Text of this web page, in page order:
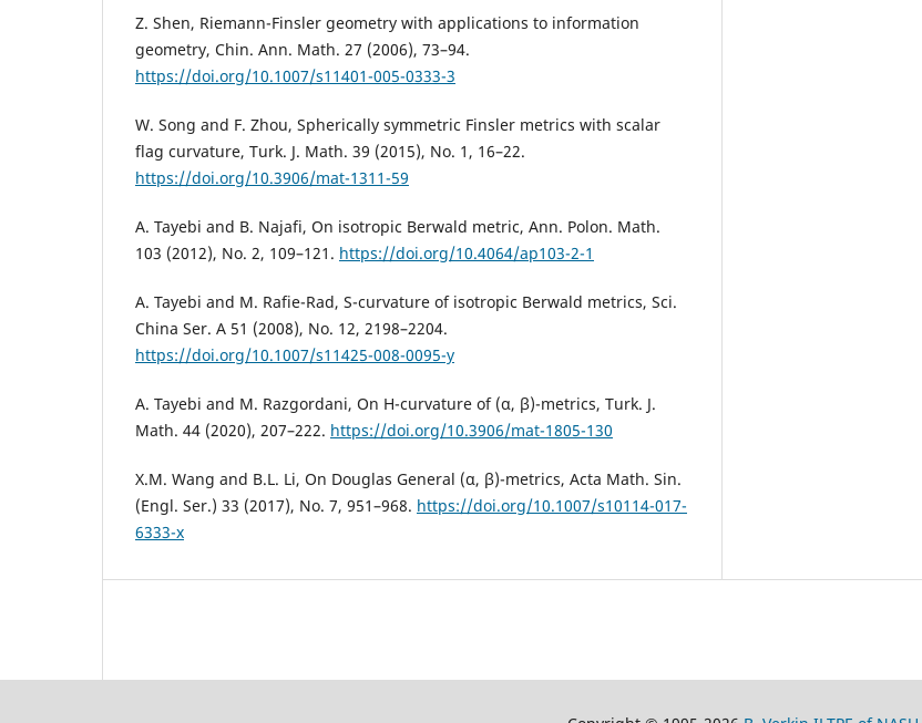
Z. Shen, Riemann-Finsler geometry with applications to information
geometry, Chin. Ann. Math. 27 (2006), 73–94.
https://doi.org/10.1007/s11401-005-0333-3
W. Song and F. Zhou, Spherically symmetric Finsler metrics with scalar
flag curvature, Turk. J. Math. 39 (2015), No. 1, 16–22.
https://doi.org/10.3906/mat-1311-59
A. Tayebi and B. Najafi, On isotropic Berwald metric, Ann. Polon. Math.
103 (2012), No. 2, 109–121. https://doi.org/10.4064/ap103-2-1
A. Tayebi and M. Rafie-Rad, S-curvature of isotropic Berwald metrics, Sci.
China Ser. A 51 (2008), No. 12, 2198–2204.
https://doi.org/10.1007/s11425-008-0095-y
A. Tayebi and M. Razgordani, On H-curvature of (α, β)-metrics, Turk. J.
Math. 44 (2020), 207–222. https://doi.org/10.3906/mat-1805-130
X.M. Wang and B.L. Li, On Douglas General (α, β)-metrics, Acta Math. Sin.
(Engl. Ser.) 33 (2017), No. 7, 951–968. https://doi.org/10.1007/s10114-017-
6333-x